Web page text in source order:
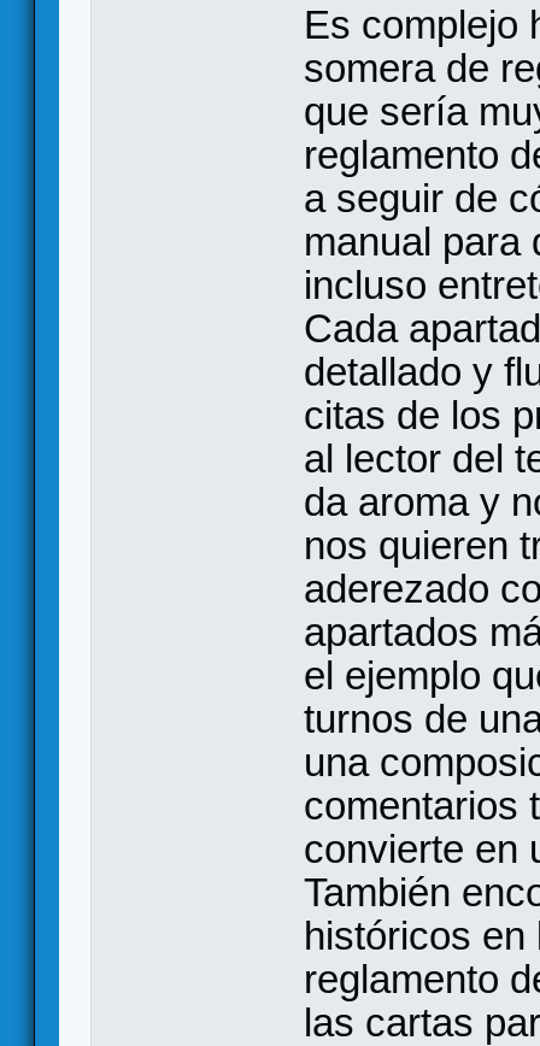
Es complejo
somera de
que sería
reglamento
a seguir de
manual para
incluso
Cada
detallado y
citas de los
al lector del
da aroma y
nos quieren
aderezado
apartados
el ejemplo
turnos de
una
comentarios
convierte en
También
históricos en
reglamento
las cartas